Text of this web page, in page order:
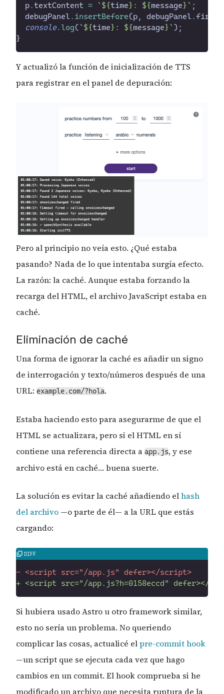
p.textContent = ` ${time} : ${message} ` ;
debugPanel . insertBefore(p, debugPanel .
console.log( ` ${time} : ${message} ` ) ;
}
Y actualizó la función de inicialización de TTS
para registrar en el panel de depuración:
Pero al principio no veía esto. ¿Qué estaba
pasando? Nada de lo que intentaba surgía efecto.
La razón: la caché. Aunque estaba forzando la
recarga del HTML, el archivo JavaScript estaba en
caché.
Eliminación de caché
Una forma de ignorar la caché es añadir un signo
de interrogación y texto/números después de una
URL: example.com/?hola.
Estaba haciendo esto para asegurarme de que el
HTML se actualizara, pero si el HTML en sí
contiene una referencia directa a app.js, y ese
archivo está en caché… buena suerte.
La solución es evitar la caché añadiendo elhash
del archivo —o parte de él— a la URL que estás
cargando:
-
+
Si hubiera usado Astro u otro framework similar,
esto no sería un problema. No queriendo
complicar las cosas, actualicé elpre-commit hook
—un script que se ejecuta cada vez que hago
cambios en un commit. El hook comprueba si he
modificado un archivo que necesita ruptura de la